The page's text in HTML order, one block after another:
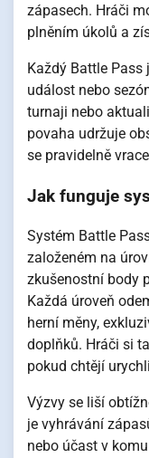
zápasech. Hráči
plněním úkolů a
Každý Battle
událost nebo
turnaji nebo
povaha udržuje
se pravidelně
Jak funguje
Systém Battle
založeném na
zkušenostní body
Každá úroveň
herní měny,
doplňků. Hráči si
pokud chtějí
Výzvy se liší
je vyhrávání
nebo účast v